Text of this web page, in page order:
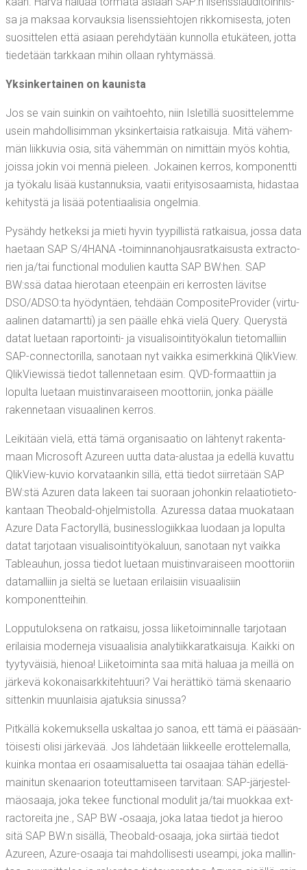
sa ja mak­saa kor­vauk­sia lisens­sieh­to­jen rik­ko­mi­ses­ta, joten
suo­sit­te­len että asi­aan pereh­dy­tään kun­nol­la etu­kä­teen, jot­ta
tie­de­tään tark­kaan mihin ollaan ryhtymässä.
Yksin­ker­tai­nen on kaunista
Jos se vain suin­kin on vaih­toeh­to, niin Isle­til­lä suo­sit­te­lem­me
usein mah­dol­li­sim­man yksin­ker­tai­sia rat­kai­su­ja. Mitä vähem­
män liik­ku­via osia, sitä vähem­män on nimit­täin myös koh­tia,
jois­sa jokin voi men­nä pie­leen. Jokai­nen ker­ros, kom­po­nent­ti
ja työ­ka­lu lisää kus­tan­nuk­sia, vaa­tii eri­tyis­osaa­mis­ta, hidas­taa
kehi­tys­tä ja lisää poten­ti­aa­li­sia ongelmia.
Pysäh­dy het­kek­si ja mie­ti hyvin tyy­pil­lis­tä rat­kai­sua, jos­sa data
hae­taan SAP S/4HANA ‑toi­min­na­noh­jaus­rat­kai­sus­ta ext­rac­to­
rien ja/​tai func­tio­nal modu­lien kaut­ta SAP BW:hen. SAP
BW:ssä dataa hie­ro­taan eteen­päin eri ker­ros­ten lävit­se
DSO/ADSO:ta hyö­dyn­täen, teh­dään Com­po­si­te­Pro­vi­der (vir­tu­
aa­li­nen data­mart­ti) ja sen pääl­le ehkä vie­lä Que­ry. Que­rys­tä
datat lue­taan rapor­toin­ti- ja visua­li­soin­ti­työ­ka­lun tie­to­mal­liin
SAP-con­nec­to­ril­la, sano­taan nyt vaik­ka esi­merk­ki­nä Qli­kView.
Qli­kViewis­sä tie­dot tal­len­ne­taan esim. QVD-for­maat­tiin ja
lopul­ta lue­taan muis­tin­va­rai­seen moot­to­riin, jon­ka pääl­le
raken­ne­taan visu­aa­li­nen kerros.
Lei­ki­tään vie­lä, että tämä orga­ni­saa­tio on läh­te­nyt raken­ta­
maan Mic­ro­soft Azu­reen uut­ta data-alus­taa ja edel­lä kuvat­tu
Qli­kView-kuvio kor­va­taan­kin sil­lä, että tie­dot siir­re­tään SAP
BW:stä Azu­ren data lakeen tai suo­raan johon­kin relaa­tio­tie­to­
kan­taan Theo­bald-ohjel­mis­tol­la. Azu­res­sa dataa muo­ka­taan
Azu­re Data Fac­to­ryl­lä, busi­ness­lo­giik­kaa luo­daan ja lopul­ta
datat tar­jo­taan visua­li­soin­ti­työ­ka­luun, sano­taan nyt vaik­ka
Tableau­hun, jos­sa tie­dot lue­taan muis­tin­va­rai­seen moot­to­riin
data­mal­liin ja siel­tä se lue­taan eri­lai­siin visu­aa­li­siin
komponentteihin.
Lop­pu­tu­lok­se­na on rat­kai­su, jos­sa lii­ke­toi­min­nal­le tar­jo­taan
eri­lai­sia moder­ne­ja visu­aa­li­sia ana­ly­tiik­ka­rat­kai­su­ja. Kaik­ki on
tyy­ty­väi­siä, hie­noa! Lii­ke­toi­min­ta saa mitä halu­aa ja meil­lä on
jär­ke­vä koko­nai­sark­ki­teh­tuu­ri? Vai herät­ti­kö tämä ske­naa­rio
sit­ten­kin muun­lai­sia aja­tuk­sia sinussa?
Pit­käl­lä koke­muk­sel­la uskal­taa jo sanoa, ett tämä ei pää­sään­
töi­ses­ti oli­si jär­ke­vää. Jos läh­de­tään liik­keel­le erot­te­le­mal­la,
kuin­ka mon­taa eri osaa­mi­sa­luet­ta tai osaa­jaa tähän edel­lä­
mai­ni­tun ske­naa­rion toteut­ta­mi­seen tar­vi­taan: SAP-jär­jes­tel­
mä­osaa­ja, joka tekee func­tio­nal modu­lit ja/​tai muok­kaa ext­
rac­to­rei­ta jne., SAP BW ‑osaa­ja, joka lataa tie­dot ja hie­roo
sitä SAP BW:n sisäl­lä, Theo­bald-osaa­ja, joka siir­tää tie­dot
Azu­reen, Azu­re-osaa­ja tai mah­dol­li­ses­ti useam­pi, joka mal­lin­